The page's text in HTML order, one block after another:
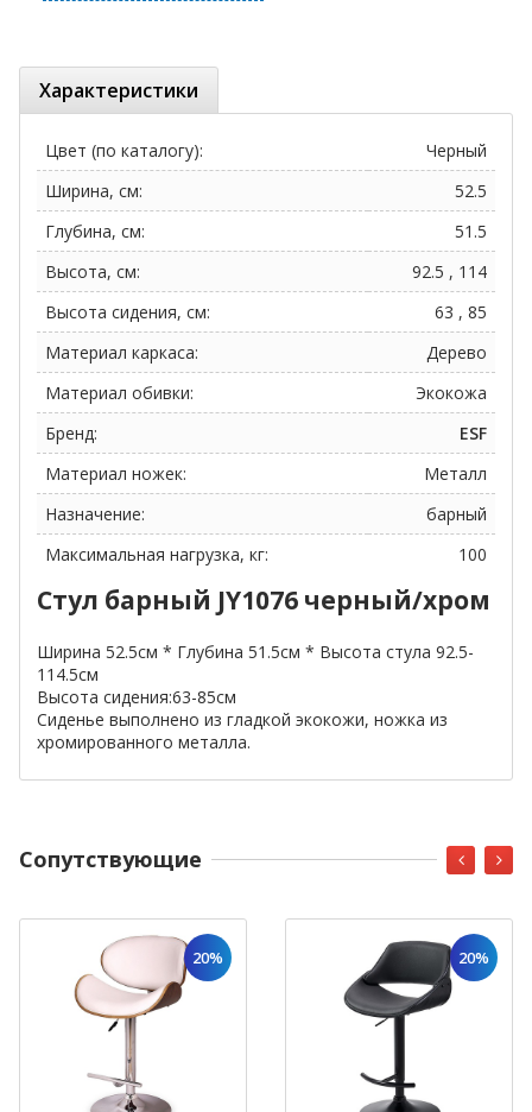
Характеристики
Цвет (по каталогу):
Черный
Ширина, см:
52.5
Глубина, см:
51.5
Высота, см:
92.5 , 114
Высота сидения, см:
63 , 85
Материал каркаса:
Дерево
Материал обивки:
Экокожа
Бренд:
ESF
Материал ножек:
Металл
Назначение:
барный
Максимальная нагрузка, кг:
100
Стул барный JY1076 черный/хром
Ширина 52.5см * Глубина 51.5см * Высота стула 92.5-
114.5см
Высота сидения:63-85см
Сиденье выполнено из гладкой экокожи, ножка из
хромированного металла.
Cопутствующие
20% 20%